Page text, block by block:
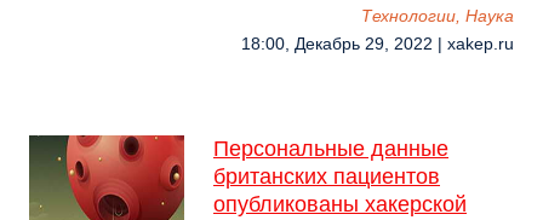
Технологии, Наука
18:00, Декабрь 29, 2022 | xakep.ru
Персональные данные
британских пациентов
опубликованы хакерской